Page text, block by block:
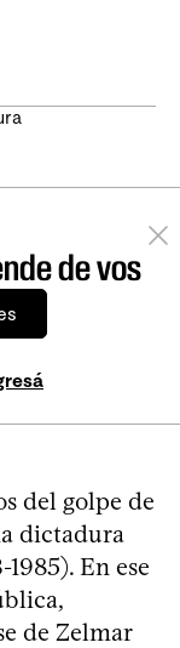
de vos
del golpe de
dictadura
En ese
de Zelmar